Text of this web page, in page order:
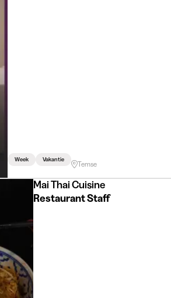
Week Vakantie
Temse
Mai Thai Cuisine
Restaurant Staff